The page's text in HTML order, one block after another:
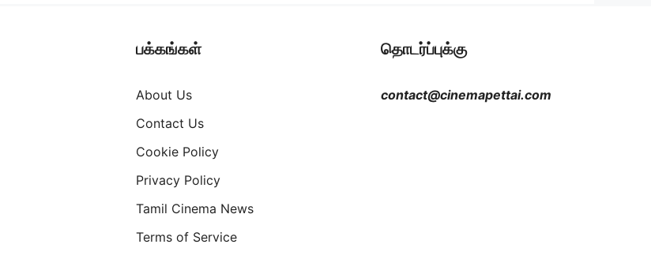
பக்கங்கள்
About Us
Contact Us
Cookie Policy
Privacy Policy
Tamil Cinema News
Terms of Service
தொடர்ப்புக்கு
contact@cinemapettai.com